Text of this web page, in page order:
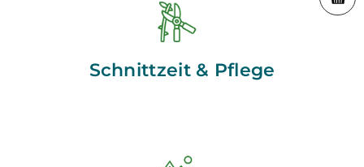
Schnittzeit & Pflege